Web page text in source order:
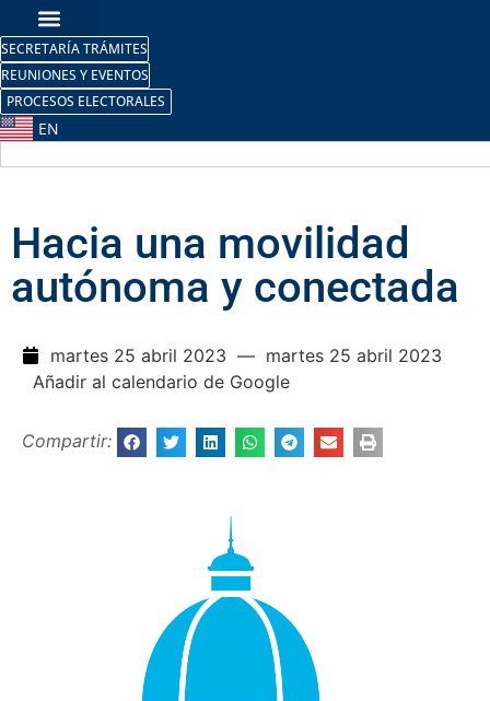
SECRETARÍA TRÁMITES
REUNIONES Y EVENTOS
PROCESOS ELECTORALES
EN
Hacia una movilidad
autónoma y conectada
martes 25 abril 2023 — martes 25 abril 2023
Añadir al calendario de Google
Compartir: